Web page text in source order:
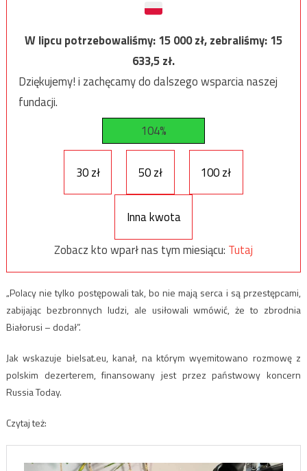
W lipcu potrzebowaliśmy:15 000zł, zebraliśmy:15
633,5zł.
Dziękujemy! i zachęcamy do dalszego wsparcia naszej
fundacji.
104%
30 zł 50 zł 100 zł
Inna kwota
Zobacz kto wparł nas tym miesiącu: Tutaj
„Polacy nie tylko postępowali tak, bo nie mają serca i są przestępcami,
zabijając bezbronnych ludzi, ale usiłowali wmówić, że to zbrodnia
Białorusi – dodał”.
Jak wskazuje bielsat.eu, kanał, na którym wyemitowano rozmowę z
polskim dezerterem, finansowany jest przez państwowy koncern
Russia Today.
Czytaj też: